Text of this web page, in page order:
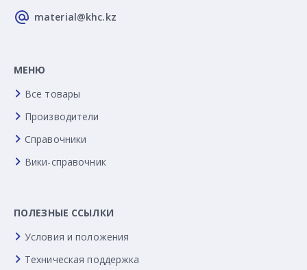
material@khc.kz
МЕНЮ
Все товары
Производители
Справочники
Вики-справочник
ПОЛЕЗНЫЕ ССЫЛКИ
Условия и положения
Техническая поддержка